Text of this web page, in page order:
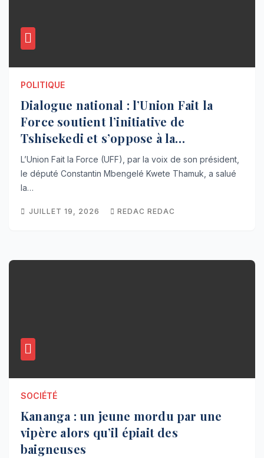
POLITIQUE
Dialogue national : l’Union Fait la
Force soutient l’initiative de
Tshisekedi et s’oppose à la
participation des groupes armés
L’Union Fait la Force (UFF), par la voix de son président,
le député Constantin Mbengelé Kwete Thamuk, a salué
la…
JUILLET 19, 2026 REDAC REDAC
SOCIÉTÉ
Kananga : un jeune mordu par une
vipère alors qu’il épiait des
baigneuses